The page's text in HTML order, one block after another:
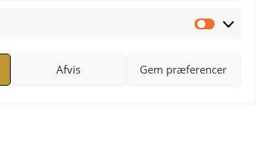
Marketing
Afvis Gem præferencer